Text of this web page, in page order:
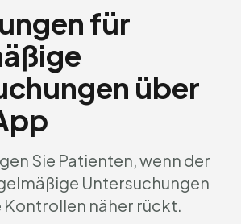
für
über
Sie Patienten, wenn der
Untersuchungen
näher rückt.